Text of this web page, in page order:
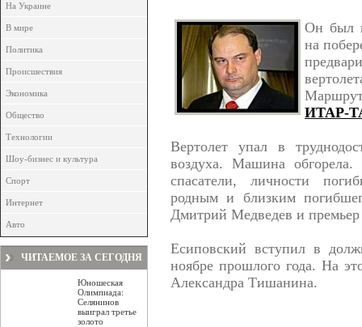
На Украине
В мире
Политика
Происшествия
Экономика
Общество
Технологии
Шоу-бизнес и культура
Спорт
Интернет
Авто
ЧИТАЕМОЕ ЗА СЕГОДНЯ
Юношеская
Олимпиада:
Селянинов
выиграл третье
золото
Он был
на
ИТАР-
Вертолет упал в
воздуха. Машина
спасатели, личности
родным и близким
Дмитрий Медведев и
Есиповский вступил в
ноябре прошлого года. На
Александра Тишанина.